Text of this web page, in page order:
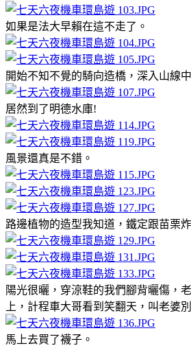
如果是法大早賴在這不走了。
開始不知不覺的騎向造橋，深入山線
居然到了明德水庫!
風景還真是不錯。
路邊植物的造型我知道，鐵定跟苗栗
陽光很曬，穿涼鞋的我們腳背曬傷，
上，計程車大哥看到笑翻天，叫老婆
馬上去買了襪子。